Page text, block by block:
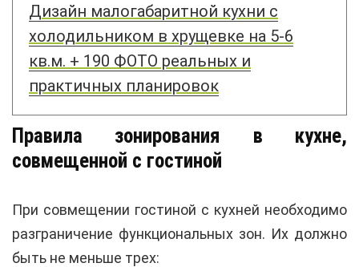
Дизайн малогабаритной кухни с
холодильником в хрущевке на 5-6
кв.м. + 190 ФОТО реальных и
практичных планировок
Правила зонирования в кухне,
совмещенной с гостиной
При совмещении гостиной с кухней необходимо
разграничение функциональных зон. Их должно
быть не меньше трех: